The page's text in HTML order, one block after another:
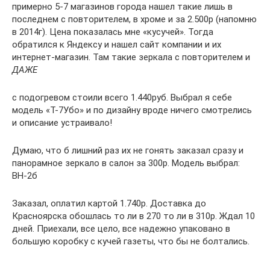
примерно 5-7 магазинов города нашел такие лишь в
последнем с повторителем, в хроме и за 2.500р (напомню
в 2014г). Цена показалась мне «кусучей». Тогда
обратился к Яндексу и нашел сайт компании и их
интернет-магазин. Там такие зеркала с повторителем и
ДАЖЕ
с подогревом стоили всего 1.440руб. Выбрал я себе
модель «Т-7Убо» и по дизайну вроде ничего смотрелись
и описание устраивало!
Думаю, что б лишний раз их не гонять заказал сразу и
панорамное зеркало в салон за 300р. Модель выбрал:
ВН-2б
Заказал, оплатил картой 1.740р. Доставка до
Красноярска обошлась то ли в 270 то ли в 310р. Ждал 10
дней. Приехали, все цело, все надежно упаковано в
большую коробку с кучей газеты, что бы не болтались.